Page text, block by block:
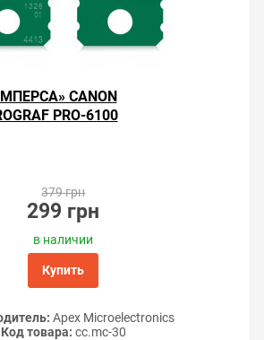
CANON
PRO-6100
379 грн
299 грн
в наличии
Купить
Apex Microelectronics
Код товара: cc.mc-30